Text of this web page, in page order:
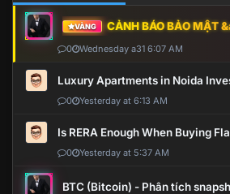
VÀNG CẢNH BÁO BẢO MẬT
0 Wednesday a31 6:07 AM
Luxury Apartments in Noida
0 Yesterday at 6:13 AM
Is RERA Enough When Buying
0 Yesterday at 5:37 AM
BTC (Bitcoin) - Phân tích